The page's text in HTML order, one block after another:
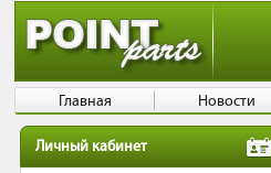
Личный кабинет
Главная Новости